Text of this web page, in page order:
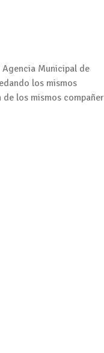
Municipal de
los mismos
los mismos